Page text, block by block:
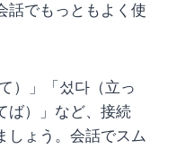
話でもっともよく使
）」「섰다（立っ
ば）」など、接続
しょう。会話でスム